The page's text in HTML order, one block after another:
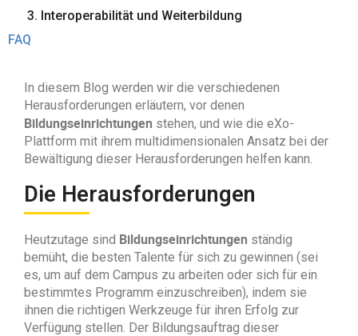
3. Interoperabilität und Weiterbildung
FAQ
In diesem Blog werden wir die verschiedenen
Herausforderungen erläutern, vor denen
Bildungseinrichtungen stehen, und wie die eXo-
Plattform mit ihrem multidimensionalen Ansatz bei der
Bewältigung dieser Herausforderungen helfen kann.
Die Herausforderungen
Heutzutage sind Bildungseinrichtungen ständig
bemüht, die besten Talente für sich zu gewinnen (sei
es, um auf dem Campus zu arbeiten oder sich für ein
bestimmtes Programm einzuschreiben), indem sie
ihnen die richtigen Werkzeuge für ihren Erfolg zur
Verfügung stellen. Der Bildungsauftrag dieser